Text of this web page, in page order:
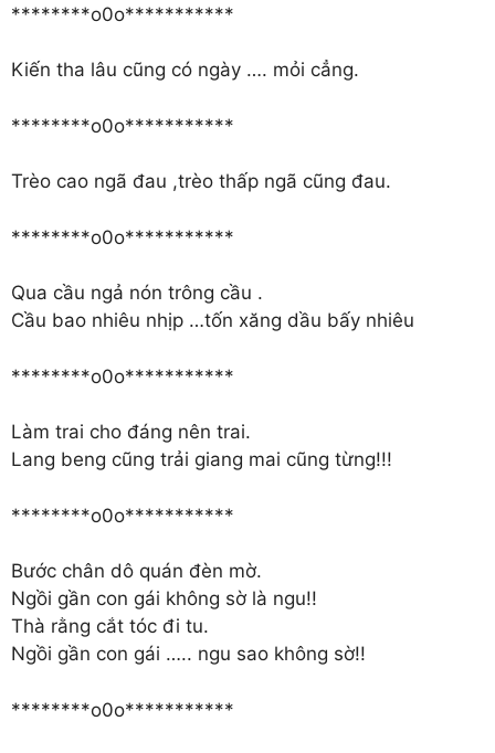
********o0o***********
Kiến tha lâu cũng có ngày …. mỏi cẳng.
********o0o***********
Trèo cao ngã đau ,trèo thấp ngã cũng đau.
********o0o***********
Qua cầu ngả nón trông cầu .
Cầu bao nhiêu nhịp …tốn xăng dầu bấy nhiêu
********o0o***********
Làm trai cho đáng nên trai.
Lang beng cũng trải giang mai cũng từng!!!
********o0o***********
Bước chân dô quán đèn mờ.
Ngồi gần con gái không sờ là ngu!!
Thà rằng cắt tóc đi tu.
Ngồi gần con gái ….. ngu sao không sờ!!
********o0o***********